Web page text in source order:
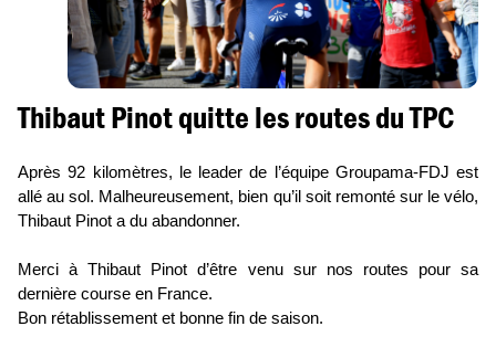
Thibaut Pinot quitte les routes du TPC
Après 92 kilomètres, le leader de l’équipe Groupama-FDJ est
allé au sol. Malheureusement, bien qu’il soit remonté sur le vélo,
Thibaut Pinot a du abandonner.
Merci à Thibaut Pinot d’être venu sur nos routes pour sa
dernière course en France.
Bon rétablissement et bonne fin de saison.